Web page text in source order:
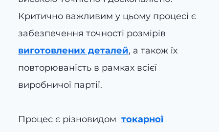
Критично важливим у цьому процесі є
забезпечення точності розмірів
виготовлених деталей, а також їх
повторюваність в рамках всієї
виробничої партії.
Процес є різновидом токарної